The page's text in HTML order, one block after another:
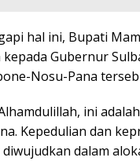
hal ini, Bupati
kepada Gubernur
Nosu-Pana
ini
Kepedulian dan
dalam